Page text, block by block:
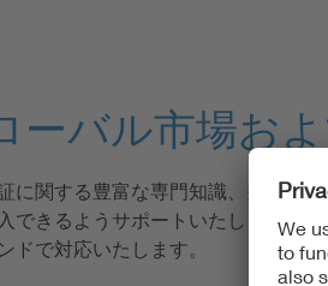
ーバル市場お
に関する豊富な専門知識、多言語
できるようサポートいたします。
ドで対応いたします。